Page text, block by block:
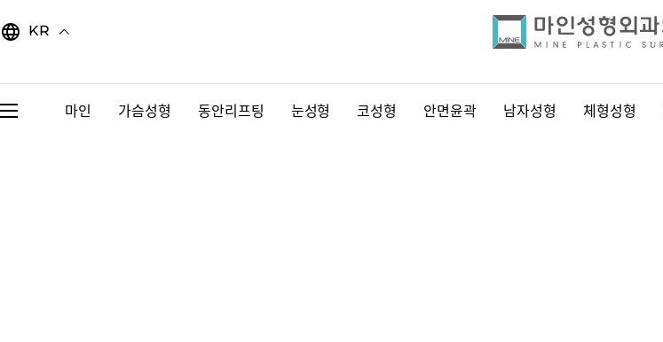
to
KR
마인 가슴성형 동안리프팅 눈성형 코성형 안면윤곽 남자성형 체형성형